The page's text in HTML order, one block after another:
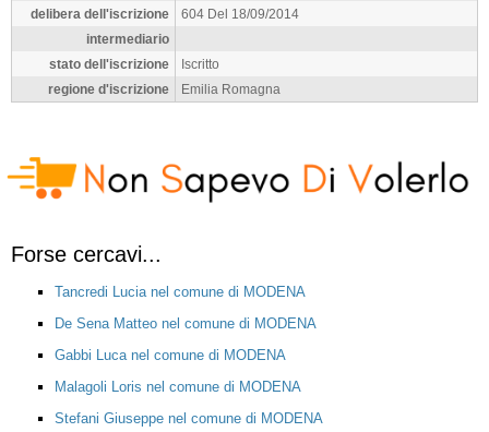
delibera dell'iscrizione
604 Del 18/09/2014
intermediario
stato dell'iscrizione
Iscritto
regione d'iscrizione
Emilia Romagna
Forse cercavi...
Tancredi Lucia nel comune di MODENA
De Sena Matteo nel comune di MODENA
Gabbi Luca nel comune di MODENA
Malagoli Loris nel comune di MODENA
Stefani Giuseppe nel comune di MODENA